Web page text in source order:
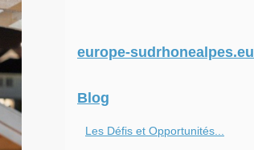
europe-sudrhonealpes.eu
Blog
Les Défis et Opportunités...